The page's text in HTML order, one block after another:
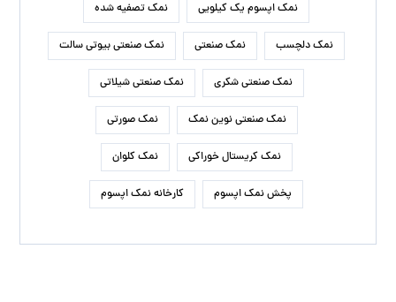
نمک اپسوم یک کیلویی نمک تصفیه شده
نمک دلچسب نمک صنعتی نمک صنعتی بیوتی سالت
نمک صنعتی شکری نمک صنعتی شیلاتی
نمک صنعتی نوین نمک نمک صورتی
نمک کریستال خوراکی نمک کلوان
پخش نمک اپسوم کارخانه نمک اپسوم